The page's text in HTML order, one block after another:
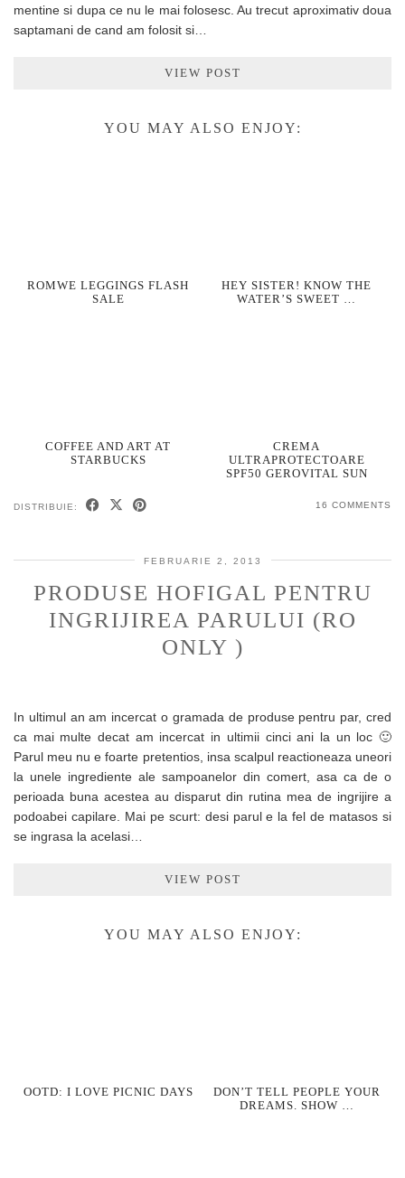
mentine si dupa ce nu le mai folosesc. Au trecut aproximativ doua
saptamani de cand am folosit si…
VIEW POST
YOU MAY ALSO ENJOY:
ROMWE LEGGINGS FLASH
SALE
HEY SISTER! KNOW THE
WATER’S SWEET …
COFFEE AND ART AT
STARBUCKS
CREMA
ULTRAPROTECTOARE
SPF50 GEROVITAL SUN
DISTRIBUIE: 16 COMMENTS
FEBRUARIE 2, 2013
PRODUSE HOFIGAL PENTRU
INGRIJIREA PARULUI (RO
ONLY )
In ultimul an am incercat o gramada de produse pentru par, cred
ca mai multe decat am incercat in ultimii cinci ani la un loc 🙂
Parul meu nu e foarte pretentios, insa scalpul reactioneaza uneori
la unele ingrediente ale sampoanelor din comert, asa ca de o
perioada buna acestea au disparut din rutina mea de ingrijire a
podoabei capilare. Mai pe scurt: desi parul e la fel de matasos si
se ingrasa la acelasi…
VIEW POST
YOU MAY ALSO ENJOY:
OOTD: I LOVE PICNIC DAYS
DON’T TELL PEOPLE YOUR
DREAMS. SHOW …